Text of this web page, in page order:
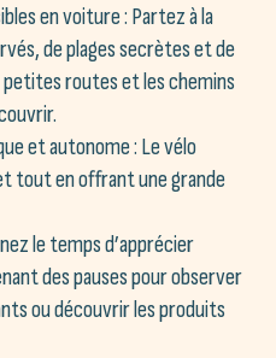
en voiture : Partez à la
de plages secrètes et de
petites routes et les chemins
et autonome : Le vélo
tout en offrant une grande
le temps d’apprécier
des pauses pour observer
ou découvrir les produits